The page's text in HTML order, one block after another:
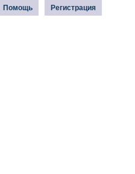
Регистрация
Помощь